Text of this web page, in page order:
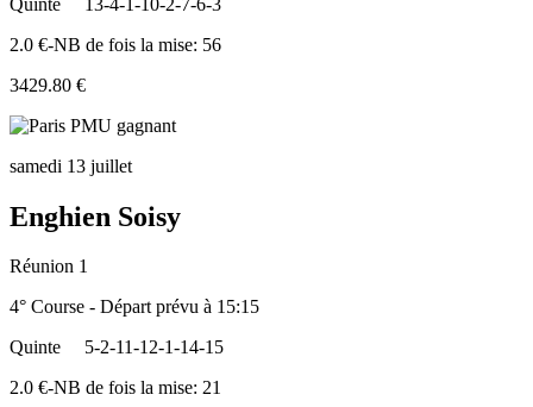
2.0 €-NB de fois la mise: 56
3429.80 €
samedi 13 juillet
Enghien Soisy
Réunion 1
4° Course - Départ prévu à 15:15
Quinte
5-2-11-12-1-14-15
2.0 €-NB de fois la mise: 21